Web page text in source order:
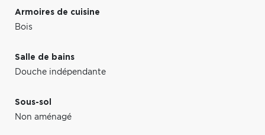
Armoires de cuisine
Bois
Salle de bains
Douche indépendante
Sous-sol
Non aménagé